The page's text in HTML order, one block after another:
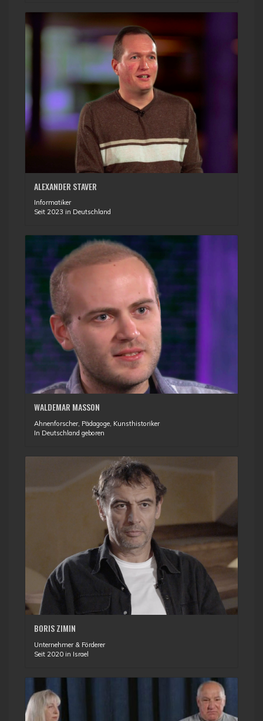
ALEXANDER STAVER
Informatiker
Seit 2023 in Deutschland
WALDEMAR MASSON
Ahnenforscher, Pädagoge, Kunsthistoriker
In Deutschland geboren
BORIS ZIMIN
Unternehmer & Förderer
Seit 2020 in Israel